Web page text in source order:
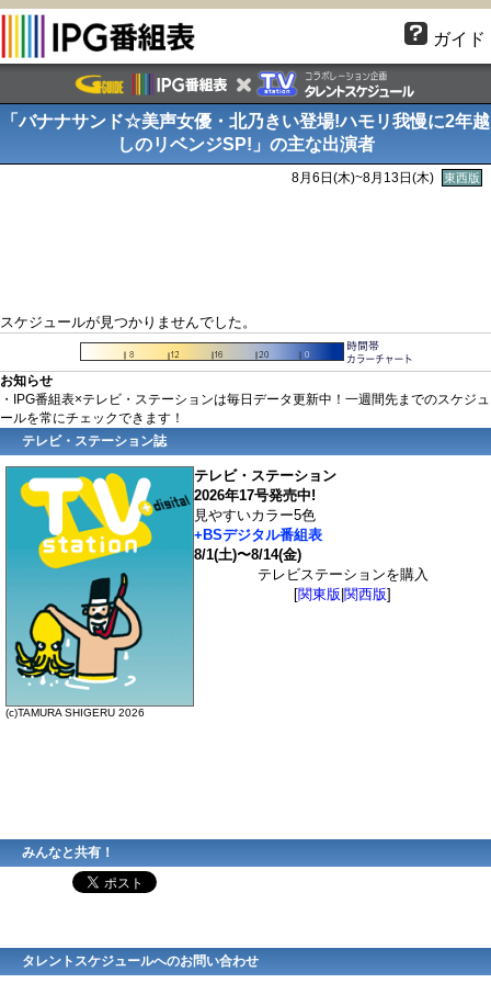
ガイド
「バナナサンド☆美声女優・北乃きい登場!ハモリ我慢に2年越
しのリベンジSP!」の主な出演者
8月6日(木)~8月13日(木) 東西版
スケジュールが見つかりませんでした。
お知らせ
・IPG番組表×テレビ・ステーションは毎日データ更新中！一週間先までのスケジュ
ールを常にチェックできます！
テレビ・ステーション誌
(c)TAMURA SHIGERU 2026
テレビ・ステーション
2026年17号発売中!
見やすいカラー5色
+BSデジタル番組表
8/1(土)〜8/14(金)
テレビステーションを購入
[関東版 関西版]
みんなと共有！
タレントスケジュールへのお問い合わせ